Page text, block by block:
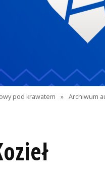
pod krawatem » Archiwum